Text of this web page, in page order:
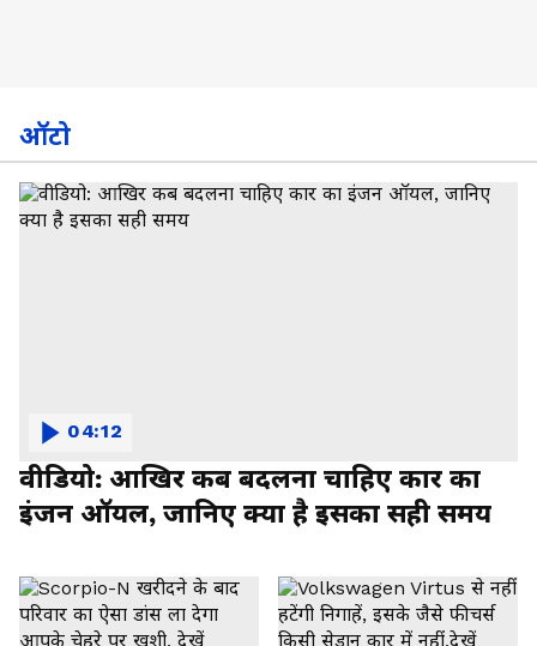
ऑटो
वीडियो: आखिर कब बदलना चाहिए कार का
इंजन ऑयल, जानिए क्या है इसका सही समय
04:12